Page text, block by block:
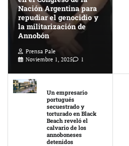
Nación Argentina para
repudiar el genocidio y
la militarización de
Annobón
Prensa Pale
Noviembre 1, 2025
1
Un empresario
portugués
secuestrado y
torturado en Black
Beach reveló el
calvario de los
annoboneses
detenidos